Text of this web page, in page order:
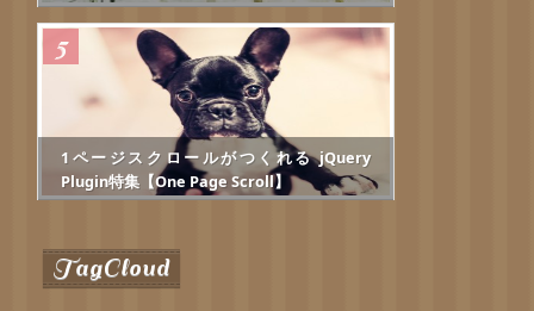
1ページスクロールがつくれる jQuery
Plugin特集【One Page Scroll】
TagCloud